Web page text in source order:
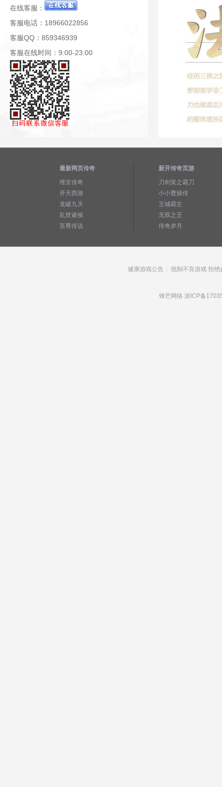
在线客服：
客服电话：18966022856
客服QQ：859346939
客服在线时间：9:00-23:00
最新网页传奇
维京传奇
开天西游
龙破九天
乱世诸侯
至尊传说
新开传奇页游
刀剑笑之霸刀
小小曹操传
王城霸主
无双之王
传奇岁月
健康游戏公告： 抵制不良游戏 拒
锋芒网络 浙ICP备